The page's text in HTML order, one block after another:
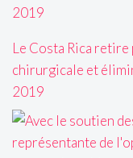
Le Costa Rica
chirurgicale et
2019